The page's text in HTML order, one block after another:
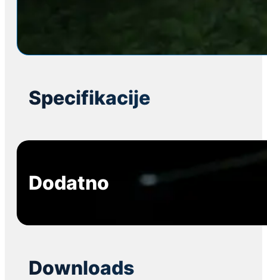
Specifikacije
Dodatno
Downloads